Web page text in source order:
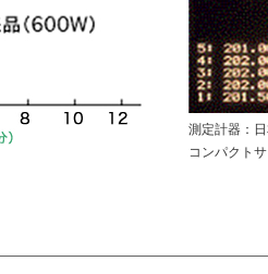
測定計器：
コンパクト